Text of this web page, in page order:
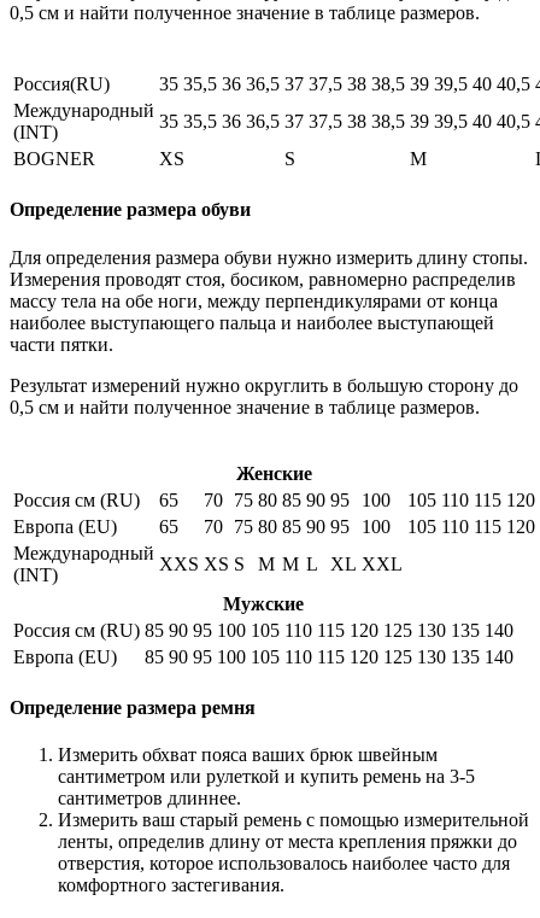
0,5 см и найти полученное значение в таблице размеров.
Россия(RU) 35 35,5 36 36,5 37 37,5 38 38,5 39 39,5 40 40,5
Международный
(INT)
35 35,5 36 36,5 37 37,5 38 38,5 39 39,5 40 40,5
BOGNER
XS S M
Определение размера обуви
Для определения размера обуви нужно измерить длину стопы.
Измерения проводят стоя, босиком, равномерно распределив
массу тела на обе ноги, между перпендикулярами от конца
наиболее выступающего пальца и наиболее выступающей
части пятки.
Результат измерений нужно округлить в большую сторону до
0,5 см и найти полученное значение в таблице размеров.
Женские
Россия см (RU)
65 70 75 80 85 90 95 100 105 110 115 120
Европа (EU)
65 70 75 80 85 90 95 100 105 110 115 120
Международный
(INT)
XXS XS S M M L XL XXL
Мужские
Россия см (RU) 85 90 95 100 105 110 115 120 125 130 135 140
Европа (EU)
85 90 95 100 105 110 115 120 125 130 135 140
Определение размера ремня
Измерить обхват пояса ваших брюк швейным
сантиметром или рулеткой и купить ремень на 3-5
сантиметров длиннее.
Измерить ваш старый ремень с помощью измерительной
ленты, определив длину от места крепления пряжки до
отверстия, которое использовалось наиболее часто для
комфортного застегивания.